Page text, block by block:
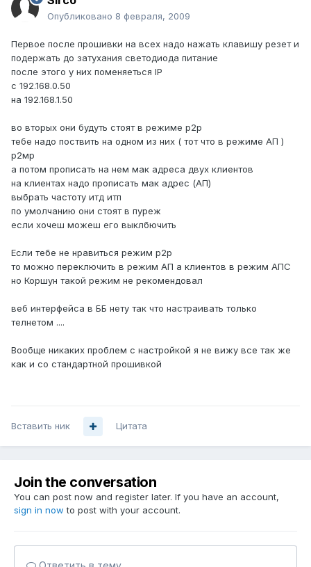
Опубликовано 8 февраля, 2009
Первое после прошивки на всех надо нажать клавишу резет и
подержать до затухания светодиода питание
после этого у них поменяеться IP
c 192.168.0.50
на 192.168.1.50
во вторых они будуть стоят в режиме р2р
тебе надо поствить на одном из них ( тот что в режиме АП )
р2мр
а потом прописать на нем мак адреса двух клиентов
на клиентах надо прописать мак адрес (АП)
выбрать частоту итд итп
по умолчанию они стоят в пуреж
если хочеш можеш его выклбючить
Если тебе не нравиться режим р2р
то можно переключить в режим АП а клиентов в режим АПС
но Коршун такой режим не рекомендовал
веб интерфейса в ББ нету так что настраивать только
телнетом ....
Вообще никаких проблем с настройкой я не вижу все так же
как и со стандартной прошивкой
Вставить ник Цитата
Join the conversation
You can post now and register later. If you have an account,
sign in now to post with your account.